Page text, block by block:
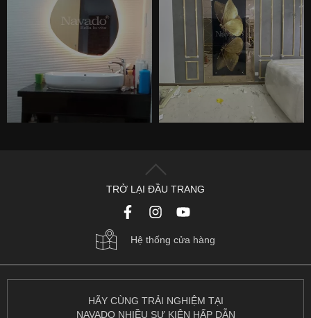
TRỞ LẠI ĐẦU TRANG
Hệ thống cửa hàng
HÃY CÙNG TRẢI NGHIỆM TẠI
NAVADO NHIỀU SỰ KIỆN HẤP DẪN